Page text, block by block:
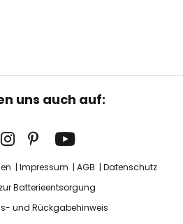
uns auch auf:
Impressum AGB
Datenschutz
Batterieentsorgung
und Rückgabehinweis